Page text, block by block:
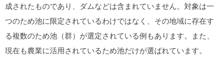
成されたものであり、ダムなどは含まれていません。対象は一
つのため池に限定されているわけではなく、その地域に存在す
る複数のため池（群）が選定されている例もあります。また、
現在も農業に活用されているため池だけが選ばれています。